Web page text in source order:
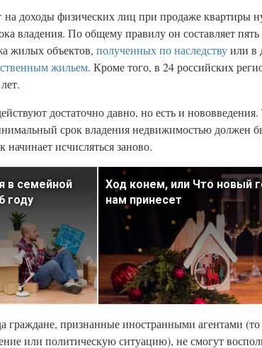
на доходы физических лиц при продаже квартиры
владения. По общему правилу он составляет
жилых объектов, полученных по наследствуили в
жильем. Кроме того, в 24 российских
достаточно давно, но есть и
срок владения недвижимостью должен
начинает исчисляться заново.
в семейной
году
Ход конем, или Что новый
нам принесет
граждане, признанные иностранными агентами
или политическую ситуацию), не смогут